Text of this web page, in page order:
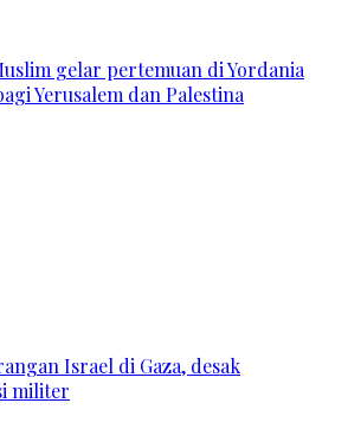
gelar pertemuan di Yordania
Yerusalem dan Palestina
Israel di Gaza, desak
militer